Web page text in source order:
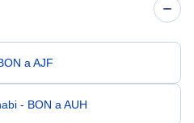
a AJF
- BON a AUH